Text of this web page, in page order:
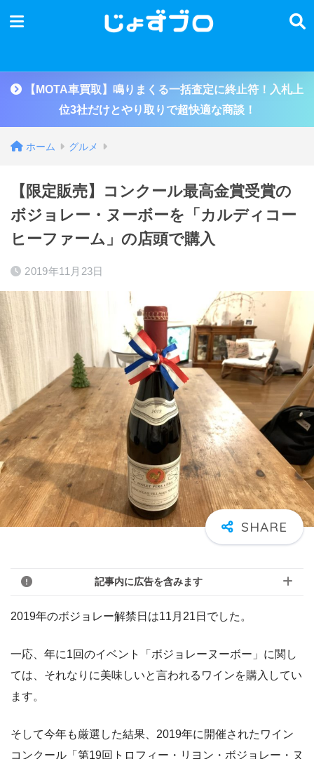
【MOTA車買取】鳴りまくる一括査定に終止符！入札上
位3社だけとやり取りで超快適な商談！
ホーム グルメ
【限定販売】コンクール最高金賞受賞の
ボジョレー・ヌーボーを「カルディコー
ヒーファーム」の店頭で購入
2019年11月23日
記事内に広告を含みます
2019年のボジョレー解禁日は11月21日でした。
一応、年に1回のイベント「ボジョレーヌーボー」に関し
ては、それなりに美味しいと言われるワインを購入してい
ます。
そして今年も厳選した結果、2019年に開催されたワイン
コンクール「第19回トロフィー・リヨン・ボジョレー・ヌ